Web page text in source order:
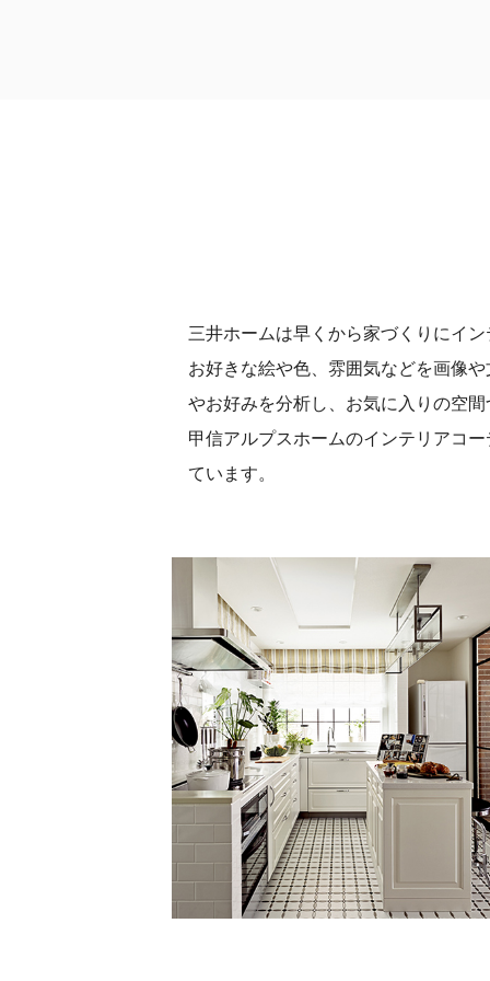
三井ホームは早くから家づくりにイ
お好きな絵や色、雰囲気などを画像
やお好みを分析し、お気に入りの空
甲信アルプスホームのインテリアコ
ています。